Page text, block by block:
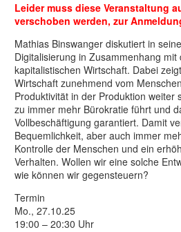
Leider muss diese Veranstaltung
verschoben werden, zur
Mathias Binswanger diskutiert in
Digitalisierung in Zusammenhang
kapitalistischen Wirtschaft. Dabei
Wirtschaft zunehmend vom
Produktivität in der Produktion weiter
zu immer mehr Bürokratie führt und
Vollbeschäftigung garantiert. Damit
Bequemlichkeit, aber auch immer
Kontrolle der Menschen und ein
Verhalten. Wollen wir eine solche
wie können wir gegensteuern?
Termin
Mo., 27.10.25
19:00 – 20:30 Uhr